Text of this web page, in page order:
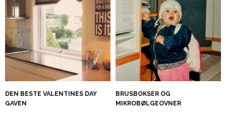
DEN BESTE VALENTINES DAY
GAVEN
BRUSBOKSER OG
MIKROBØLGEOVNER